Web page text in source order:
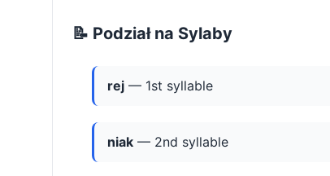
📝 Podział na Sylaby
rej — 1st syllable
niak — 2nd syllable